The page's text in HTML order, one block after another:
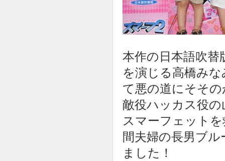
本作の日本語吹
を演じる高橋み
て悪の道にそそ
敵役ハッカス役
スマーフェット
間夫婦の長男ブ
ました！